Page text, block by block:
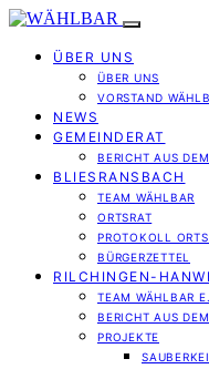
ÜBER UNS
ÜBER UNS
VORSTAND
NEWS
GEMEINDERAT
BERICHT AUS
BLIESRANSBACH
TEAM WÄHLBAR
ORTSRAT
PROTOKOLL
BÜRGERZETTEL
RILCHINGEN-
TEAM WÄHLBAR
BERICHT AUS
PROJEKTE